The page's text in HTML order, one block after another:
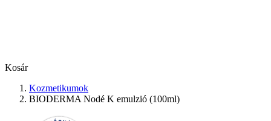
Kosár
Kozmetikumok
BIODERMA Nodé K emulzió (100ml)